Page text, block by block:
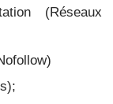
(Réseaux